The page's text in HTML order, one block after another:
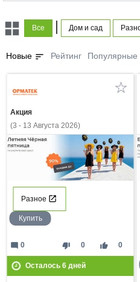
Все Дом и сад
Новые sort Рейтинг Популярные
Акция
(3 - 13 Августа 2026)
Разное
Купить
thumb_down 0 thumb_up 0
mode_comment 0
Осталось 6дней